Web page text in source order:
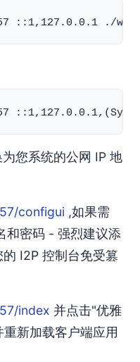
您系统的公网 IP 地
configui ,如果需
和密码 - 强烈建议添
I2P 控制台免受篡
index 并点击"优雅
新加载客户端应用